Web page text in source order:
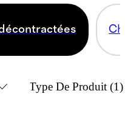
Type De Produit (1)